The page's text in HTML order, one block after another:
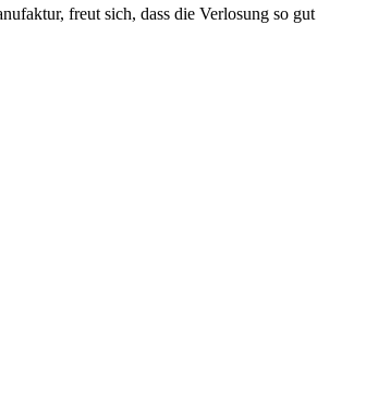
freut sich, dass die Verlosung so gut